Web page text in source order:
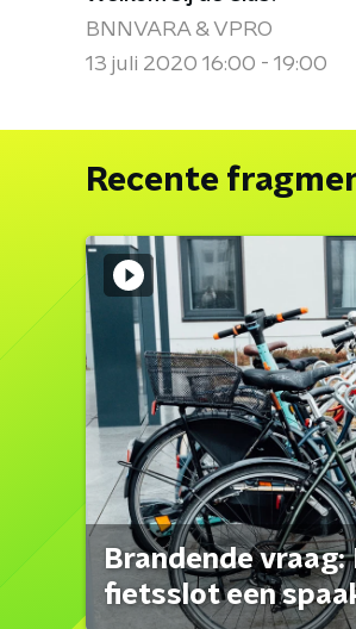
BNNVARA & VPRO
13 juli 2020 16:00 - 19:00
Recente
Brandende
fietsslot een